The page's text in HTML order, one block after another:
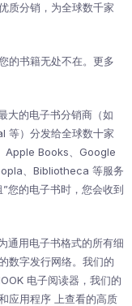
质分销，为全球数千家
的书籍无处不在。更多
大的电子书分销商（如
）分发给全球数十家
Apple Books、Google
、Bibliotheca 等服务
您的电子书时，您会收到
通用电子书格式的所有细
数字发行网络。我们的
电子阅读器，我们的
应用程序 上查看的高质